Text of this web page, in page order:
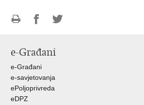
FacebookuTwitteru
e-Građani
e-Građani
e-savjetovanja
ePoljoprivreda
eDPZ